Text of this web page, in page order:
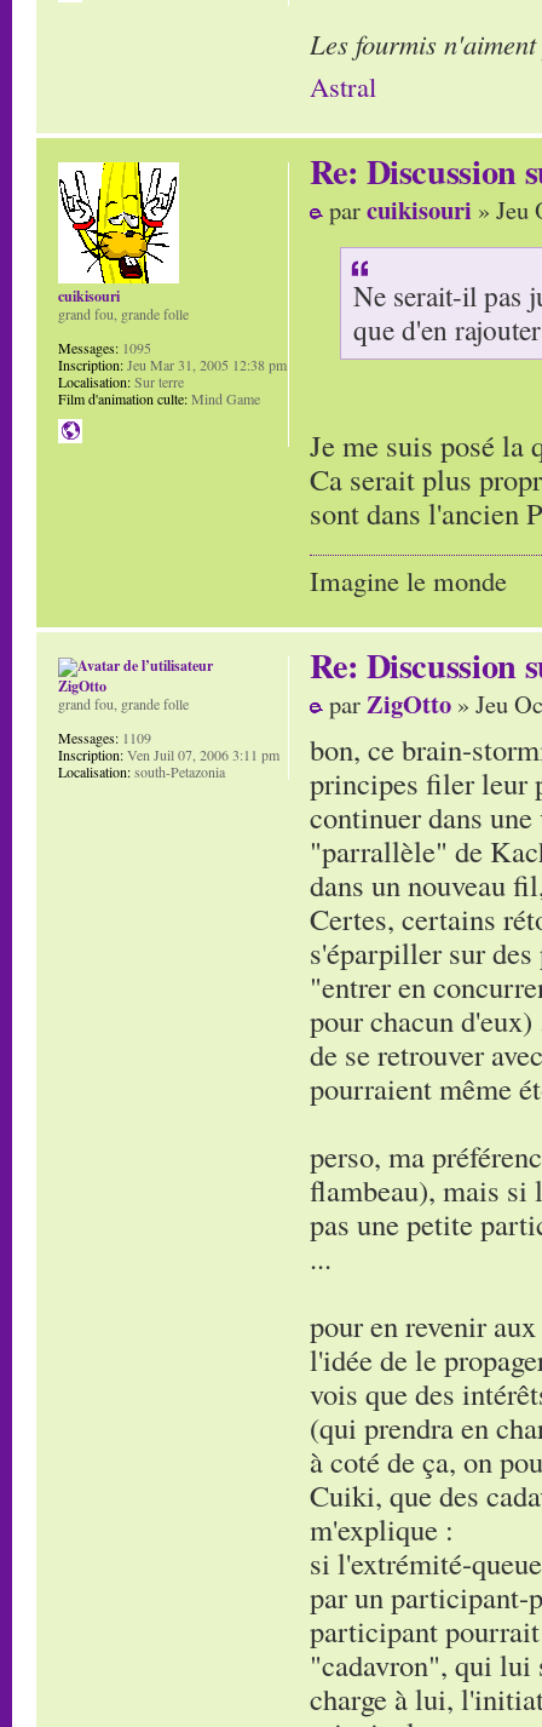
Les fourmis
Astral
Re: Discussion
parcuikisouri » Jeu
Ne serait-il pas
que d'en
Je me suis posé la
Ca serait plus
sont dans l'ancien
Imagine le monde
cuikisouri
grand fou, grande folle
Messages: 1095
Inscription:Jeu Mar 31, 2005 12:38 pm
Localisation:Sur terre
Film d'animation culte:Mind Game
Re: Discussion
parZigOtto » Jeu
bon, ce brain-
principes filer leur
continuer dans
"parrallèle" de
dans un nouveau
Certes, certains
s'éparpiller sur
"entrer en
pour chacun
de se retrouver
pourraient même
perso, ma
flambeau), mais si
pas une petite
...
pour en revenir
l'idée de le
vois que des
(qui prendra en
à coté de ça, on
Cuiki, que des
m'explique :
si l'extrémité-
par un participant-
participant
"cadavron", qui lui
charge à lui,
ZigOtto
grand fou, grande folle
Messages: 1109
Inscription:Ven Juil 07, 2006 3:11 pm
Localisation:south-Petazonia